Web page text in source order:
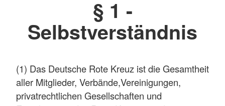
§ 1 -
Selbstverständnis
(1) Das Deutsche Rote Kreuz ist die Gesamtheit
aller Mitglieder, Verbände,Vereinigungen,
privatrechtlichen Gesellschaften und